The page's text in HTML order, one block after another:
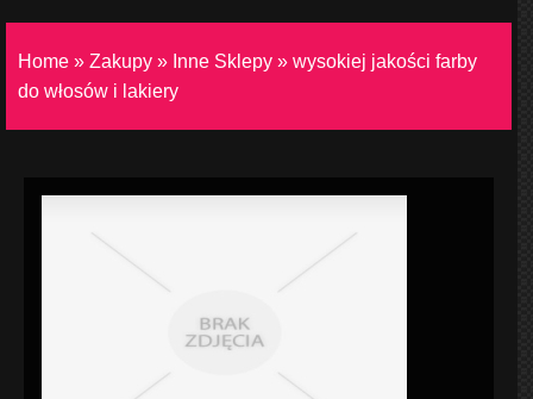
Home » Zakupy » Inne Sklepy » wysokiej jakości farby
do włosów i lakiery